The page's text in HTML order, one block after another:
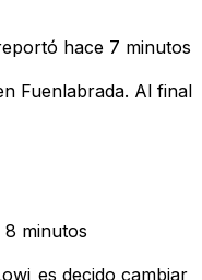
hace 7 minutos
Fuenlabrada. Al final
8 minutos
decido cambiar